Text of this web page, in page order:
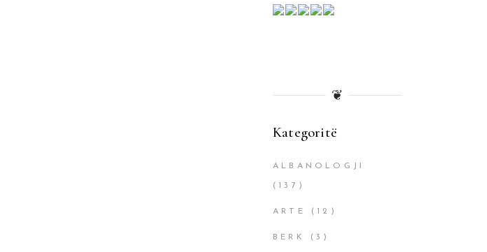
❦
Kategoritë
ALBANOLOGJI
(137)
ARTE (12)
BERK (3)